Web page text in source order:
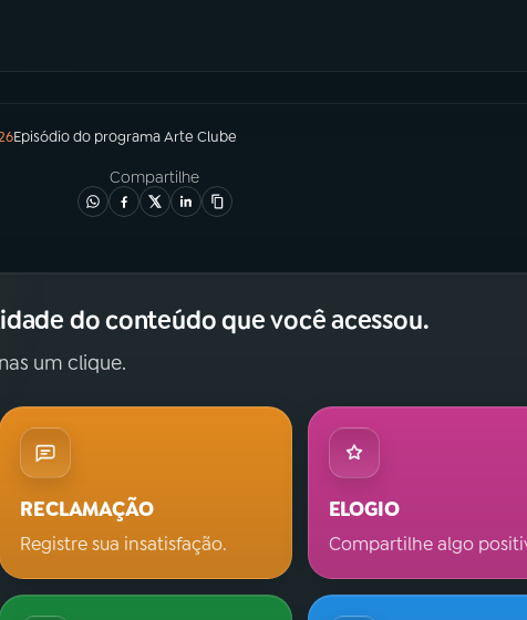
Episódiodo programaArte Clube
Compartilhe
do conteúdo que você acessou.
um clique.
RECLAMAÇÃO
Registre sua insatisfação.
ELOGIO
Compartilhe algo